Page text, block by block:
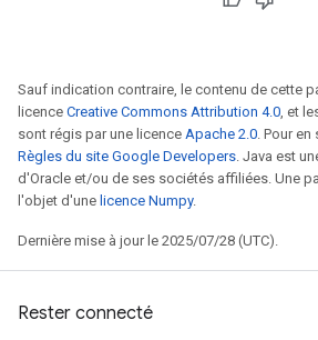
Sauf indication contraire, le contenu de cette
licence Creative Commons Attribution 4.0, et
sont régis par une licence Apache 2.0. Pour
Règles du site Google Developers. Java est
d'Oracle et/ou de ses sociétés affiliées. Une
l'objet d'une licence Numpy.
Dernière mise à jour le 2025/07/28 (UTC).
Rester connecté